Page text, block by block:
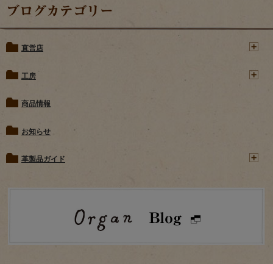
ブログカテゴリー
直営店
工房
商品情報
お知らせ
革製品ガイド